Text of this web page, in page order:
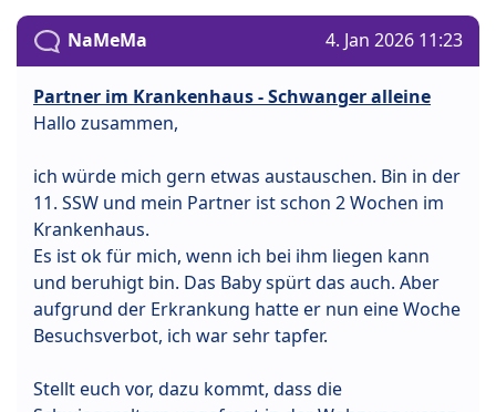
NaMeMa 4. Jan 2026 11:23
Partner im Krankenhaus - Schwanger alleine
Hallo zusammen,
ich würde mich gern etwas austauschen. Bin in der
11. SSW und mein Partner ist schon 2 Wochen im
Krankenhaus.
Es ist ok für mich, wenn ich bei ihm liegen kann
und beruhigt bin. Das Baby spürt das auch. Aber
aufgrund der Erkrankung hatte er nun eine Woche
Besuchsverbot, ich war sehr tapfer.
Stellt euch vor, dazu kommt, dass die